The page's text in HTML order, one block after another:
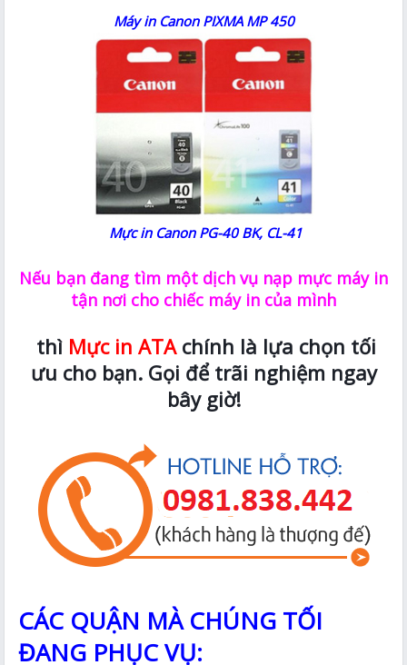
Máy in Canon PIXMA MP 450
Mực in Canon PG-40 BK, CL-41
Nếu bạn đang tìm một dịch vụ nạp mực máy in
tận nơi cho chiếc máy in của mình
thì Mực in ATAchính là lựa chọn tối
ưu cho bạn. Gọi để trãi nghiệm ngay
bây giờ!
CÁC QUẬN MÀ CHÚNG TỐI
ĐANG PHỤC VỤ: